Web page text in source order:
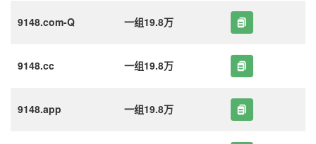
9148.com-Q 一组19.8万
9148.cc 一组19.8万
9148.app 一组19.8万